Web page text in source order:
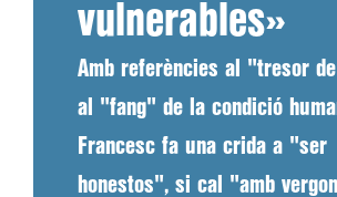
vulnerables»
Amb referències al "tresor
al "fang" de la condició
Francesc fa una crida a "ser
honestos", si cal "amb